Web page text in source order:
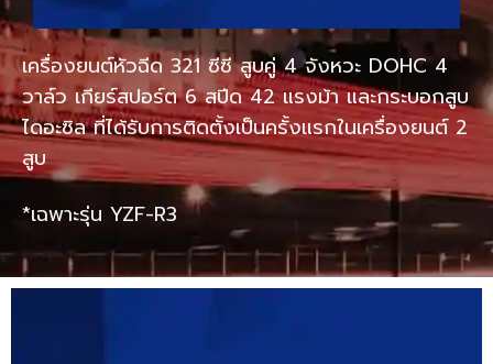
เครื่องยนต์หัวฉีด 321 ซีซี สูบคู่ 4 จังหวะ DOHC 4
วาล์ว เกียร์สปอร์ต 6 สปีด 42 แรงม้า และกระบอกสูบ
ไดอะซิล ที่ได้รับการติดตั้งเป็นครั้งแรกในเครื่องยนต์ 2
สูบ
*เฉพาะรุ่น YZF-R3